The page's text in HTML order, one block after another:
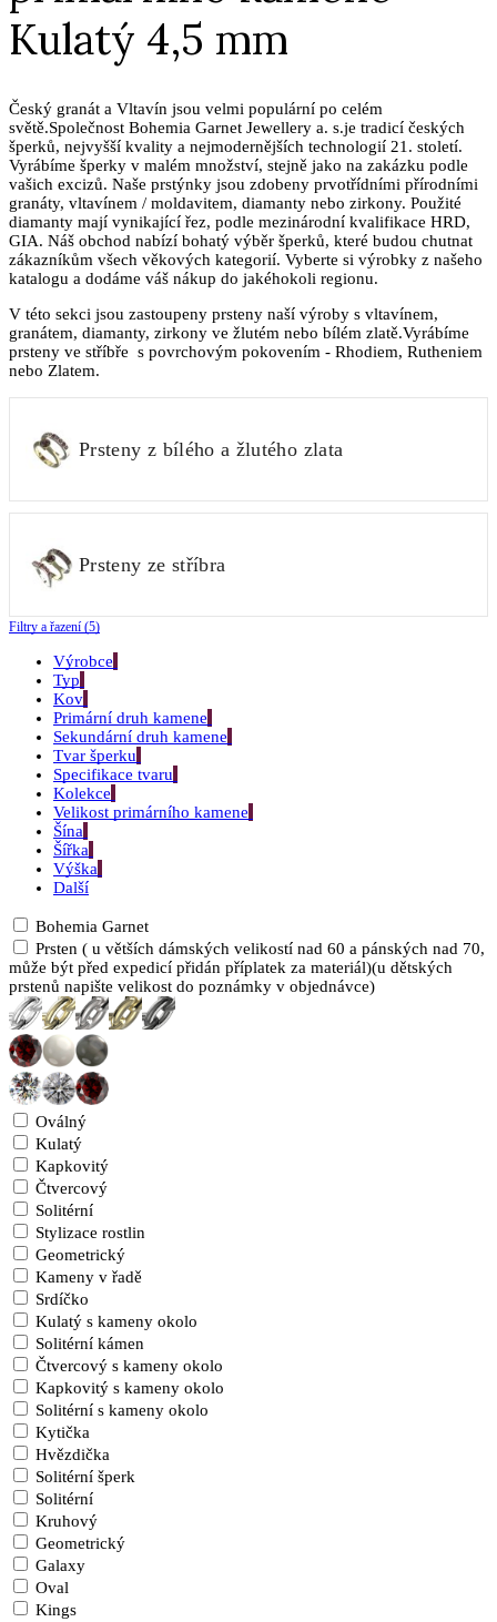
Kulatý 4,5 mm
Český granát a Vltavín jsou velmi populární po celém
světě.Společnost Bohemia Garnet Jewellery a. s.je tradicí českých
šperků, nejvyšší kvality a nejmodernějších technologií 21. století.
Vyrábíme šperky v malém množství, stejně jako na zakázku podle
vašich excizů. Naše prstýnky jsou zdobeny prvotřídními přírodními
granáty, vltavínem / moldavitem, diamanty nebo zirkony. Použité
diamanty mají vynikající řez, podle mezinárodní kvalifikace HRD,
GIA. Náš obchod nabízí bohatý výběr šperků, které budou chutnat
zákazníkům všech věkových kategorií. Vyberte si výrobky z našeho
katalogu a dodáme váš nákup do jakéhokoli regionu.
V této sekci jsou zastoupeny prsteny naší výroby s vltavínem,
granátem, diamanty, zirkony ve žlutém nebo bílém zlatě.Vyrábíme
prsteny ve stříbře s povrchovým pokovením - Rhodiem, Rutheniem
nebo Zlatem.
Prsteny z bílého a žlutého zlata
Prsteny ze stříbra
Filtry a řazení (5)
Výrobce
Typ
Kov
Primární druh kamene
Sekundární druh kamene
Tvar šperku
Specifikace tvaru
Kolekce
Velikost primárního kamene
Šína
Šířka
Výška
Další
Bohemia Garnet
Prsten ( u větších dámských velikostí nad 60 a pánských nad 70,
může být před expedicí přidán příplatek za materiál)(u dětských
prstenů napište velikost do poznámky v objednávce)
Oválný
Kulatý
Kapkovitý
Čtvercový
Solitérní
Stylizace rostlin
Geometrický
Kameny v řadě
Srdíčko
Kulatý s kameny okolo
Solitérní kámen
Čtvercový s kameny okolo
Kapkovitý s kameny okolo
Solitérní s kameny okolo
Kytička
Hvězdička
Solitérní šperk
Solitérní
Kruhový
Geometrický
Galaxy
Oval
Kings